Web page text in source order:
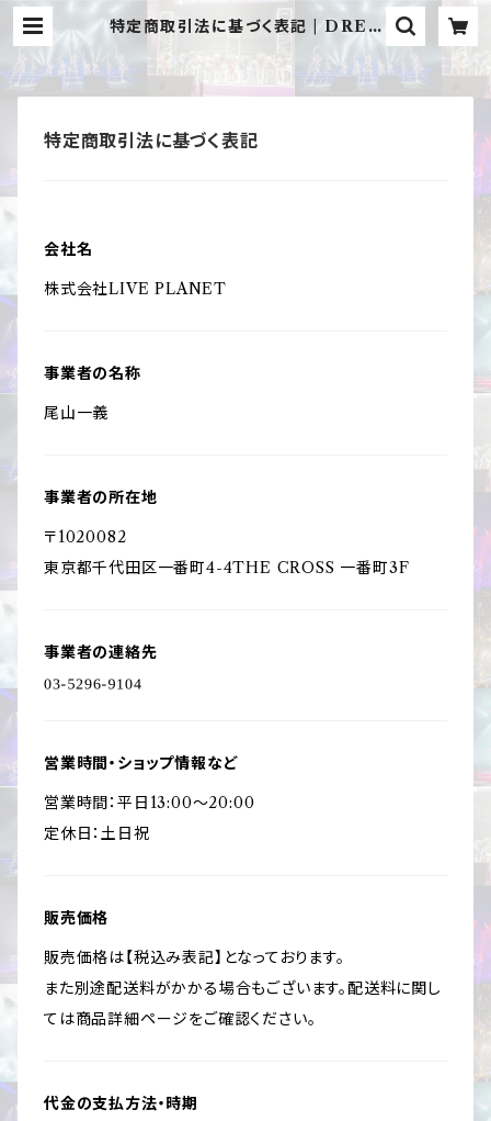
特定商取引法に基づく表記 | DREA
MING MONSTER OFFICIAL
STORE
特定商取引法に基づく表記
会社名
株式会社LIVE PLANET
事業者の名称
尾山一義
事業者の所在地
〒1020082
東京都千代田区一番町4-4THE CROSS 一番町3F
事業者の連絡先
営業時間・ショップ情報など
営業時間：平日13:00〜20:00
定休日：土日祝
販売価格
販売価格は【税込み表記】となっております。
また別途配送料がかかる場合もございます。配送料に関し
ては商品詳細ページをご確認ください。
代金の支払方法・時期